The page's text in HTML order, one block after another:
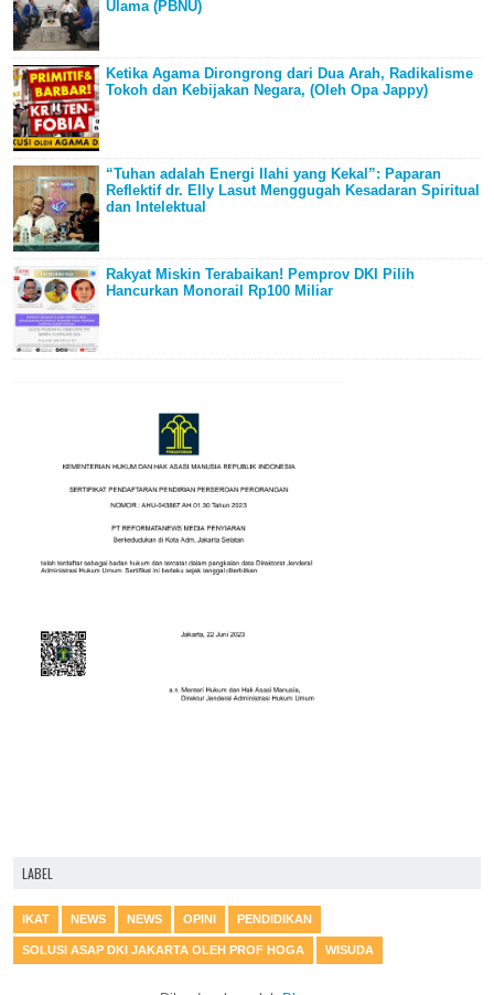
Ulama (PBNU)
Ketika Agama Dirongrong dari Dua Arah, Radikalisme
Tokoh dan Kebijakan Negara, (Oleh Opa Jappy)
“Tuhan adalah Energi Ilahi yang Kekal”: Paparan
Reflektif dr. Elly Lasut Menggugah Kesadaran Spiritual
dan Intelektual
Rakyat Miskin Terabaikan! Pemprov DKI Pilih
Hancurkan Monorail Rp100 Miliar
LABEL
IKAT NEWS NEWS OPINI PENDIDIKAN
SOLUSI ASAP DKI JAKARTA OLEH PROF HOGA WISUDA